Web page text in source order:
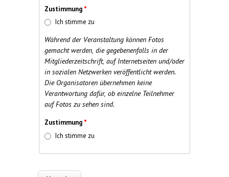
Zustimmung *
Ich stimme zu
Während der Veranstaltung können Fotos
gemacht werden, die gegebenenfalls in der
Mitgliederzeitschrift, auf Internetseiten und/oder
in sozialen Netzwerken veröffentlicht werden.
Die Organisatoren übernehmen keine
Verantwortung dafür, ob einzelne Teilnehmer
auf Fotos zu sehen sind.
Zustimmung *
Ich stimme zu